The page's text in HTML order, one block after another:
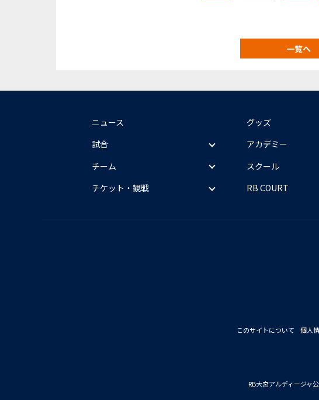
一覧へ
ニュース
試合
チーム
チケット・観戦
グッズ
アカデミー
スクール
RB COURT
このサイトについて 個人
RB大宮アルディージャ